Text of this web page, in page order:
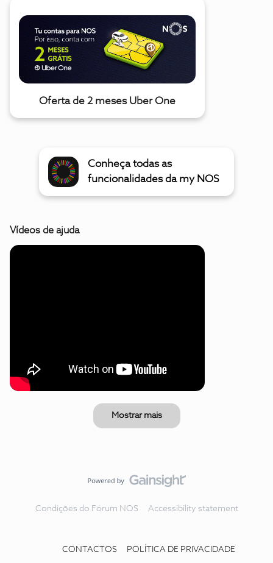
Oferta de 2 meses Uber One
Conheça todas as
funcionalidades da my NOS
Vídeos de ajuda
Mostrar mais
Condições do Fórum NOS Accessibility statement
CONTACTOS POLÍTICA DE PRIVACIDADE